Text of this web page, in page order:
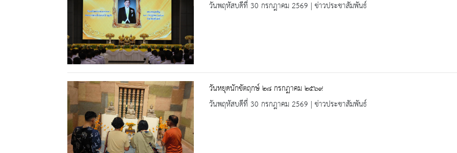
วันพฤหัสบดีที่ 30 กรกฎาคม 2569 | ข่าวประชาสัมพันธ์
วันหยุดนักขัตฤกษ์ ๒๘ กรกฏาคม ๒๕๖๙
วันพฤหัสบดีที่ 30 กรกฎาคม 2569 | ข่าวประชาสัมพันธ์